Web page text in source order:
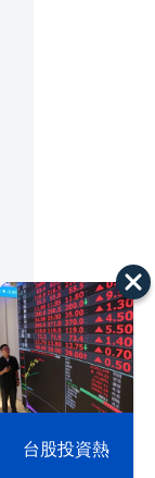
台股投資熱